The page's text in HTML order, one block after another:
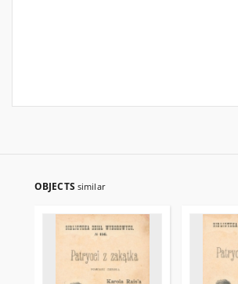
OBJECTS similar